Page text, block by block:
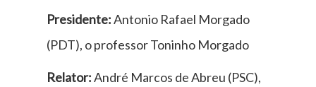
Presidente:Antonio Rafael Morgado
(PDT), o professor Toninho Morgado
Relator:André Marcos de Abreu (PSC),